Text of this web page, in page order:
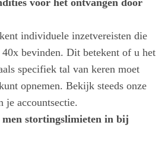
voor het ontvangen door
individuele inzetvereisten die
bevinden. Dit betekent of u het
specifiek tal van keren moet
opnemen. Bekijk steeds onze
je accountsectie.
stortingslimieten in bij